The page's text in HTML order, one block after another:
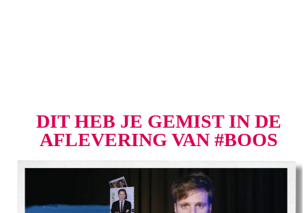
DIT HEB JE GEMIST IN DE
AFLEVERING VAN #BOOS